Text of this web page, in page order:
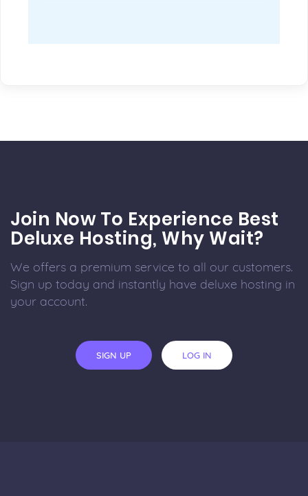
Join Now To Experience Best
Deluxe Hosting, Why Wait?
We offers a premium service to all our customers.
Sign up today and instantly have deluxe hosting in
your account.
SIGN UP LOG IN